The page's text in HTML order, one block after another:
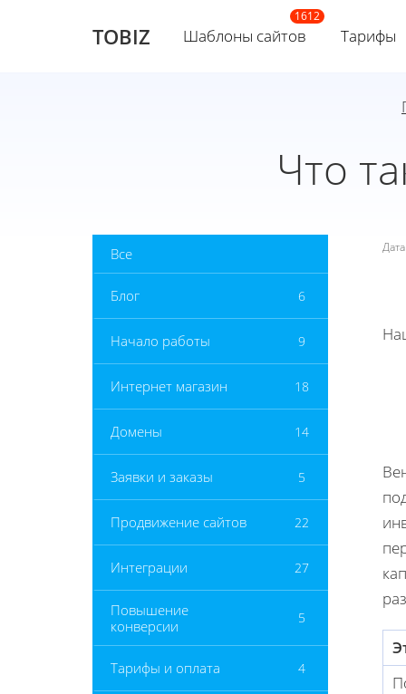
TOBIZ Шаблоны сайтов Тарифы
Что
Все
Блог 6
Начало работы 9
Интернет магазин 18
Домены 14
Заявки и заказы 5
Продвижение сайтов 22
Интеграции 27
Повышение
конверсии
5
Тарифы и оплата 4